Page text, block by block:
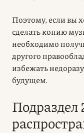
Поэтому, если вы
сделать копию
необходимо
другого
избежать
будущем.
Подраздел